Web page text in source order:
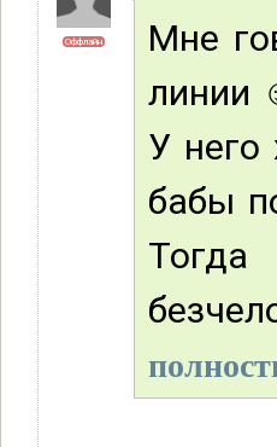
Оффлайн
Мне
линии
У него
бабы